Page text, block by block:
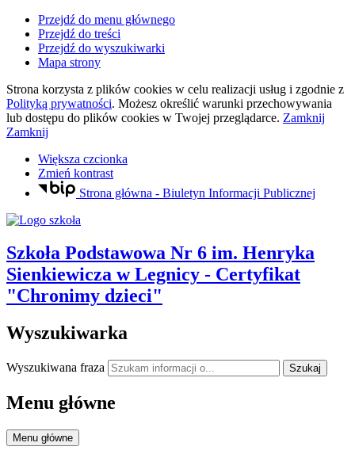
Przejdź do menu głównego
Przejdź do treści
Przejdź do wyszukiwarki
Mapa strony
Strona korzysta z plików cookies w celu realizacji usług i zgodnie z
Polityką prywatności. Możesz określić warunki przechowywania
lub dostępu do plików cookies w Twojej przeglądarce. Zamknij
Zamknij
Większa czcionka
Zmień kontrast
Strona główna - Biuletyn Informacji Publicznej
Szkoła Podstawowa Nr 6 im. Henryka
Sienkiewicza w Legnicy - Certyfikat
"Chronimy dzieci"
Wyszukiwarka
Wyszukiwana fraza Szukaj
Menu główne
Menu główne